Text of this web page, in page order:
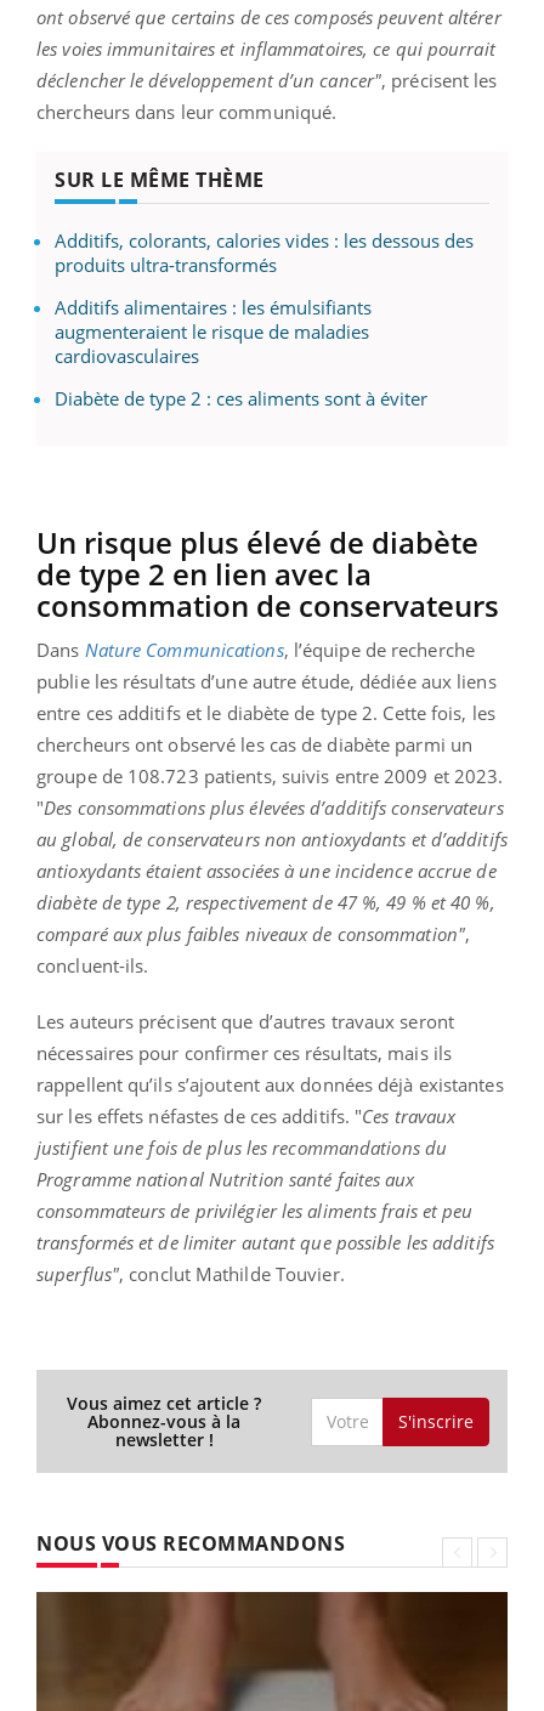
ont observé que certains de ces composés peuvent altérer
les voies immunitaires et inflammatoires, ce qui pourrait
déclencher le développement d’un cancer", précisent les
chercheurs dans leur communiqué.
SUR LE MÊME THÈME
Additifs, colorants, calories vides : les dessous des
produits ultra-transformés
Additifs alimentaires : les émulsifiants
augmenteraient le risque de maladies
cardiovasculaires
Diabète de type 2 : ces aliments sont à éviter
Un risque plus élevé de diabète
de type 2 en lien avec la
consommation de conservateurs
Dans Nature Communications, l’équipe de recherche
publie les résultats d’une autre étude, dédiée aux liens
entre ces additifs et le diabète de type 2. Cette fois, les
chercheurs ont observé les cas de diabète parmi un
groupe de 108.723 patients, suivis entre 2009 et 2023.
"Des consommations plus élevées d’additifs conservateurs
au global, de conservateurs non antioxydants et d’additifs
antioxydants étaient associées à une incidence accrue de
diabète de type 2, respectivement de 47 %, 49 % et 40 %,
comparé aux plus faibles niveaux de consommation",
concluent-ils.
Les auteurs précisent que d’autres travaux seront
nécessaires pour confirmer ces résultats, mais ils
rappellent qu’ils s’ajoutent aux données déjà existantes
sur les effets néfastes de ces additifs. "Ces travaux
justifient une fois de plus les recommandations du
Programme national Nutrition santé faites aux
consommateurs de privilégier les aliments frais et peu
transformés et de limiter autant que possible les additifs
superflus", conclut Mathilde Touvier.
Vous aimez cet article ?
Abonnez-vous à la
newsletter !
S'inscrire
NOUS VOUS RECOMMANDONS